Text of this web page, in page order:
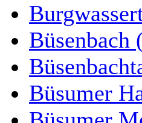
Büsenbach
Büsumer